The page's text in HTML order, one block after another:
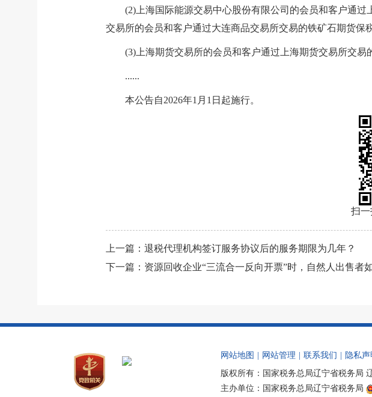
(2)上海国际能源交易中心股份有限公司的会员和客户通
交易所的会员和客户通过大连商品交易所交易的铁矿石期货保
(3)上海期货交易所的会员和客户通过上海期货交易所交易
......
本公告自2026年1月1日起施行。
扫
上一篇： 退税代理机构签订服务协议后的服务期限为几年？
下一篇： 资源回收企业“三流合一反向开票”时，自然人出售者
网站地图 网站管理 联系我们
隐私声
版权所有：国家税务总局辽宁省税务局
主办单位：国家税务总局辽宁省税务局